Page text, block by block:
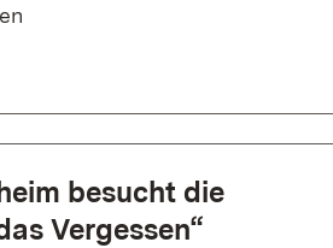
besucht die
Vergessen“